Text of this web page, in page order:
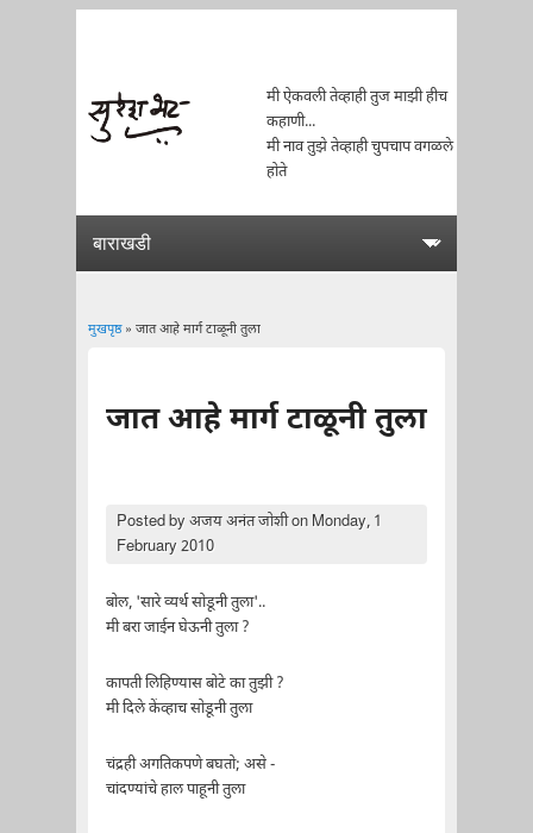
मी ऐकवली तेव्हाही तुज माझी हीच
कहाणी...
मी नाव तुझे तेव्हाही चुपचाप वगळले
होते
मुखपृष्ठ» जात आहे मार्ग टाळूनी तुला
जात आहे मार्ग टाळूनी तुला
Posted byअजय अनंत जोशीon Monday, 1
February 2010
बोल, 'सारे व्यर्थ सोडूनी तुला'..
मी बरा जाईन घेऊनी तुला ?
कापती लिहिण्यास बोटे का तुझी ?
मी दिले केंव्हाच सोडूनी तुला
चंद्रही अगतिकपणे बघतो; असे -
चांदण्यांचे हाल पाहूनी तुला